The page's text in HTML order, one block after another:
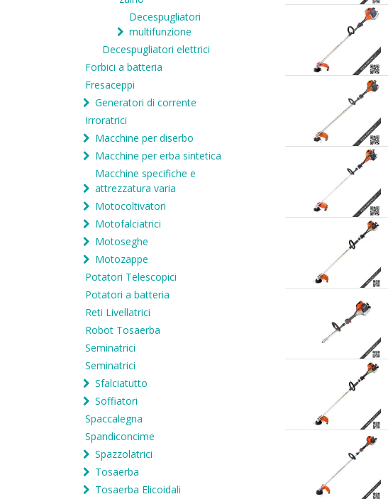
Decespugliatori
multifunzione
Decespugliatori elettrici
Forbici a batteria
Fresaceppi
Generatori di corrente
Irroratrici
Macchine per diserbo
Macchine per erba sintetica
Macchine specifiche e
attrezzatura varia
Motocoltivatori
Motofalciatrici
Motoseghe
Motozappe
Potatori Telescopici
Potatori a batteria
Reti Livellatrici
Robot Tosaerba
Seminatrici
Seminatrici
Sfalciatutto
Soffiatori
Spaccalegna
Spandiconcime
Spazzolatrici
Tosaerba
Tosaerba Elicoidali